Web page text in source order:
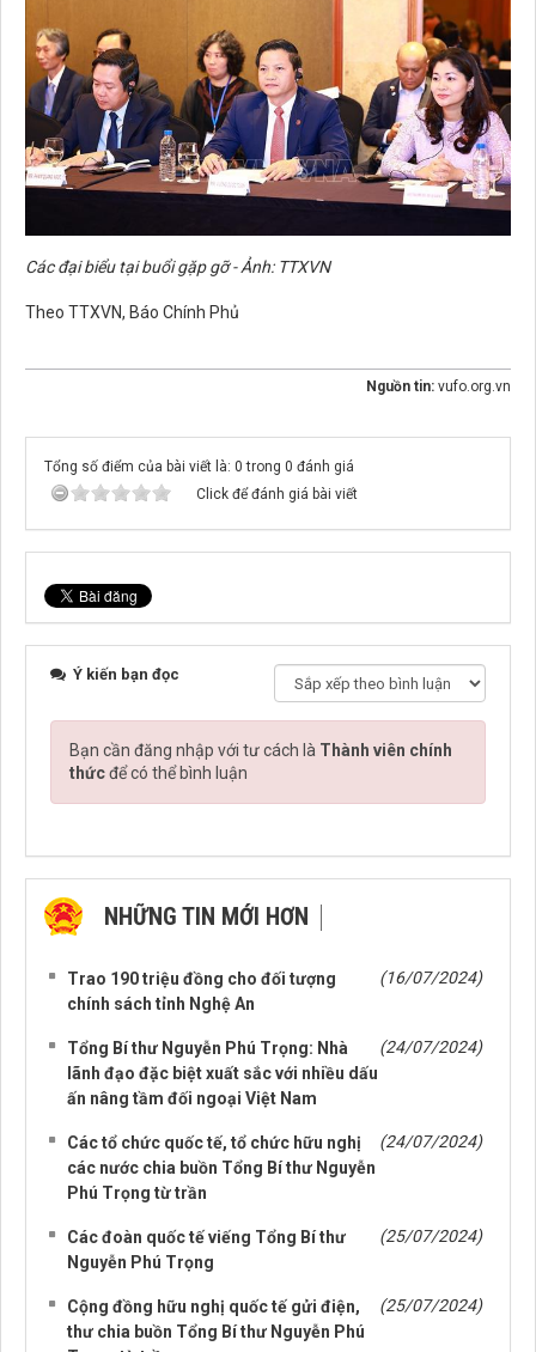
Các đại biểu tại buổi gặp gỡ - Ảnh: TTXVN
Theo TTXVN, Báo Chính Phủ
Nguồn tin: vufo.org.vn
Tổng số điểm của bài viết là: 0 trong 0 đánh giá
Click để đánh giá bài viết
Ý kiến bạn đọc
Bạn cần đăng nhập với tư cách là Thành viên chính
thứcđể có thể bình luận
NHỮNG TIN MỚI HƠN
Trao 190 triệu đồng cho đối tượng
chính sách tỉnh Nghệ An
(16/07/2024)
Tổng Bí thư Nguyễn Phú Trọng: Nhà
lãnh đạo đặc biệt xuất sắc với nhiều dấu
ấn nâng tầm đối ngoại Việt Nam
(24/07/2024)
Các tổ chức quốc tế, tổ chức hữu nghị
các nước chia buồn Tổng Bí thư Nguyễn
Phú Trọng từ trần
(24/07/2024)
Các đoàn quốc tế viếng Tổng Bí thư
Nguyễn Phú Trọng
(25/07/2024)
Cộng đồng hữu nghị quốc tế gửi điện,
thư chia buồn Tổng Bí thư Nguyễn Phú
(25/07/2024)